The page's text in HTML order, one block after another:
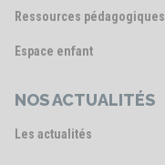
Ressources pédagogiques
Espace enfant
NOS ACTUALITÉS
Les actualités